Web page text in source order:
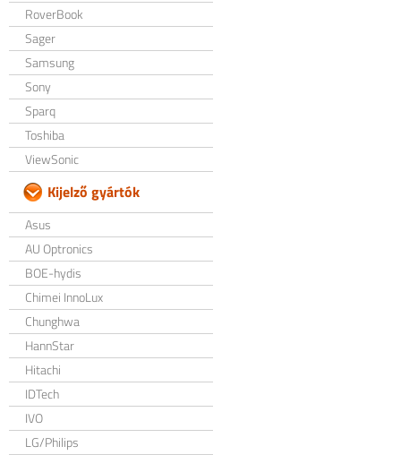
RoverBook
Sager
Samsung
Sony
Sparq
Toshiba
ViewSonic
Kijelző gyártók
Asus
AU Optronics
BOE-hydis
Chimei InnoLux
Chunghwa
HannStar
Hitachi
IDTech
IVO
LG/Philips